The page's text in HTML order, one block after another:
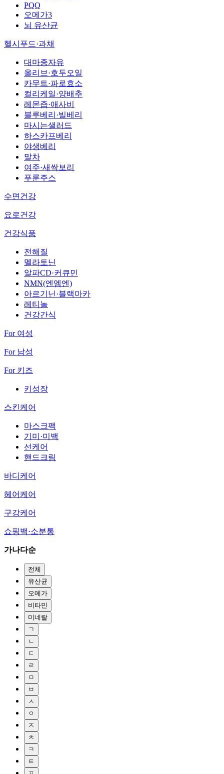
PQQ
오메가3
뇌 유산균
헬시푸드·과채
대마종자유
올리브·호두오일
카무트·파로효소
컬리케일·양배추
레몬즙·애사비
블루베리·빌베리
마시는샐러드
하스카프베리
야생베리
말차
여주·새싹보리
푸룬주스
수면건강
요로건강
건강식품
전해질
멜라토닌
알파CD·커큐민
NMN(엔엠엔)
아르기닌·블랙마카
레티놀
건강간식
For 여성
For 남성
For 키즈
키성장
스킨케어
마스크팩
기미·미백
선케어
핸드크림
바디케어
헤어케어
구강케어
쇼핑백·소분통
가나다순
전체
유산균
오메가
비타민
미네랄
ㄱ
ㄴ
ㄷ
ㄹ
ㅁ
ㅂ
ㅅ
ㅇ
ㅈ
ㅊ
ㅋ
ㅌ